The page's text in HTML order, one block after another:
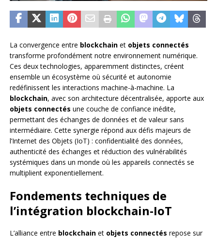
La convergence entre blockchain et objets connectés
transforme profondément notre environnement numérique.
Ces deux technologies, apparemment distinctes, créent
ensemble un écosystème où sécurité et autonomie
redéfinissent les interactions machine-à-machine. La
blockchain, avec son architecture décentralisée, apporte aux
objets connectés une couche de confiance inédite,
permettant des échanges de données et de valeur sans
intermédiaire. Cette synergie répond aux défis majeurs de
l’Internet des Objets (IoT) : confidentialité des données,
authenticité des échanges et réduction des vulnérabilités
systémiques dans un monde où les appareils connectés se
multiplient exponentiellement.
Fondements techniques de
l’intégration blockchain-IoT
L’alliance entre blockchain et objets connectés repose sur